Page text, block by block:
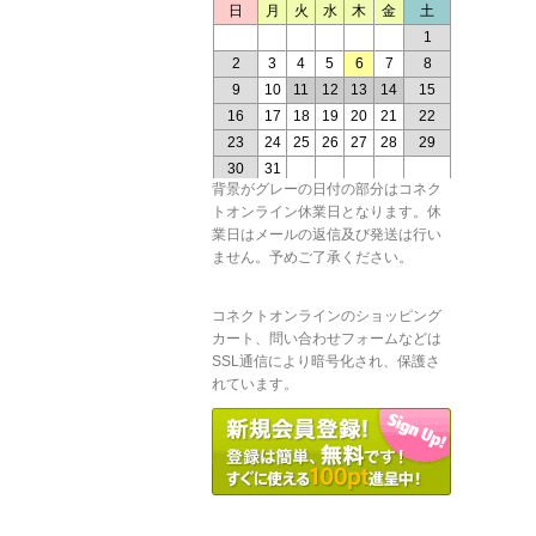
背景がグレーの日付の部分はコネク
トオンライン休業日となります。休
業日はメールの返信及び発送は行い
ません。予めご了承ください。
コネクトオンラインのショッピング
カート、問い合わせフォームなどは
SSL通信により暗号化され、保護さ
れています。